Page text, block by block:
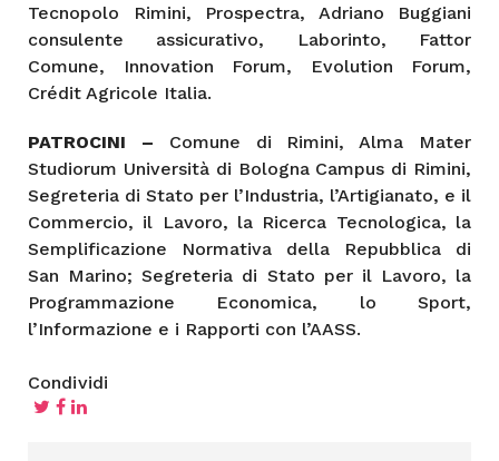
Tecnopolo Rimini, Prospectra, Adriano Buggiani
consulente assicurativo, Laborinto, Fattor
Comune, Innovation Forum, Evolution Forum,
Crédit Agricole Italia.
PATROCINI – Comune di Rimini, Alma Mater
Studiorum Università di Bologna Campus di Rimini,
Segreteria di Stato per l’Industria, l’Artigianato, e il
Commercio, il Lavoro, la Ricerca Tecnologica, la
Semplificazione Normativa della Repubblica di
San Marino; Segreteria di Stato per il Lavoro, la
Programmazione Economica, lo Sport,
l’Informazione e i Rapporti con l’AASS.
Condividi